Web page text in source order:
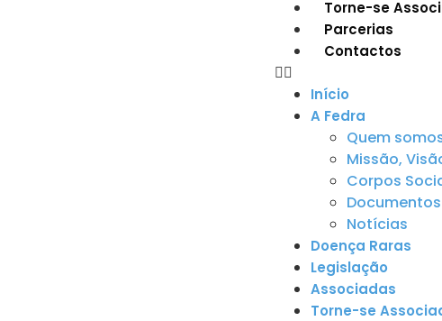
Torne-se
Parcerias
Contactos
Início
A Fedra
Quem
Missão,
Corpos
Notícias
Doença Raras
Legislação
Associadas
Torne-se